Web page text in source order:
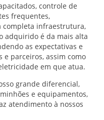
controle de
frequentes,
completa infraestrutura,
adquirido é da mais alta
as expectativas e
e parceiros, assim como
em que atua.
grande diferencial,
e equipamentos,
atendimento à nossos